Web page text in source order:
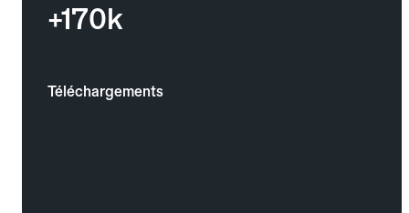
+170k
Téléchargements